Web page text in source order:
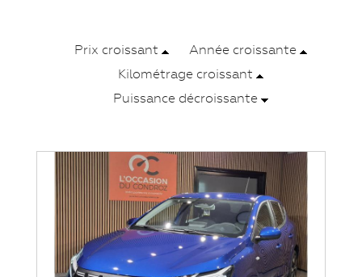
Prix croissant
Année croissante
Kilométrage croissant
Puissance décroissante